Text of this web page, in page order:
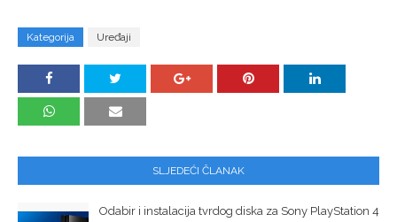
Kategorija Uređaji
SLJEDEĆI ČLANAK
Odabir i instalacija tvrdog diska za Sony PlayStation 4